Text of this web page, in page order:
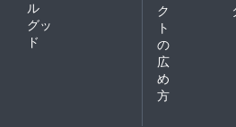
ル
グッ
ド
ク
ト
の
広
め
方